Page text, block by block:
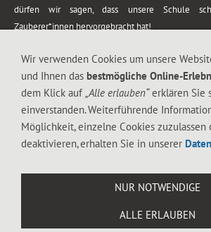
dürfen wir sagen, dass unsere Schule
Zauberer*innen hervorgebracht hat!
vom Kinderprogramm bis zur Tischzauberei.
meiner Zauber-Sprech-Show, angerührt mit
gewürzt mit Gags und visuellen Illusionen wie
Flughafenstrasse
Wir verwenden Cookies um unsere
und Ihnen das bestmögliche Online-
dem Klick auf „Alle erlauben“erklären Sie
einverstanden. Weiterführende
Möglichkeit, einzelne Cookies zuzulassen
deaktivieren, erhalten Sie in unserer
NUR NOTWENDIGE
ALLE ERLAUBEN